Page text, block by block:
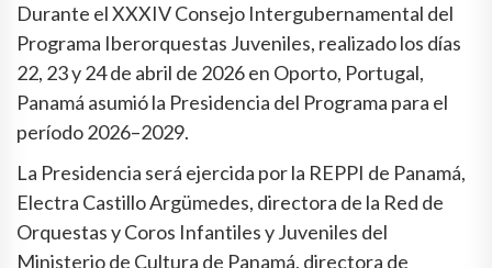
Durante el XXXIV Consejo Intergubernamental del
Programa Iberorquestas Juveniles, realizado los días
22, 23 y 24 de abril de 2026 en Oporto, Portugal,
Panamá asumió la Presidencia del Programa para el
período 2026–2029.
La Presidencia será ejercida por la REPPI de Panamá,
Electra Castillo Argümedes, directora de la Red de
Orquestas y Coros Infantiles y Juveniles del
Ministerio de Cultura de Panamá, directora de